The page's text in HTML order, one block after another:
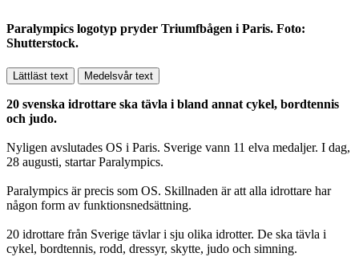
Paralympics logotyp pryder Triumfbågen i Paris. Foto:
Shutterstock.
Lättläst text Medelsvår text
20 svenska idrottare ska tävla i bland annat cykel, bordtennis
och judo.
Nyligen avslutades OS i Paris. Sverige vann 11 elva medaljer. I dag,
28 augusti, startar Paralympics.
Paralympics är precis som OS. Skillnaden är att alla idrottare har
någon form av funktionsnedsättning.
20 idrottare från Sverige tävlar i sju olika idrotter. De ska tävla i
cykel, bordtennis, rodd, dressyr, skytte, judo och simning.